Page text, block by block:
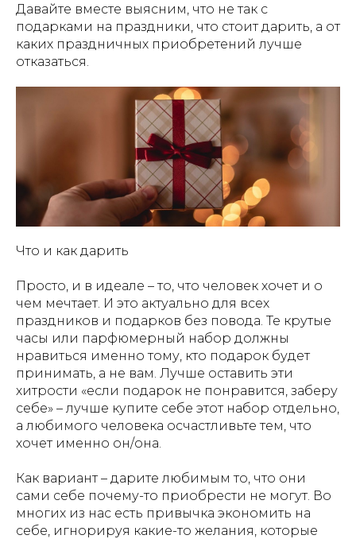
Давайте вместе выясним, что не так с
подарками на праздники, что стоит дарить, а от
каких праздничных приобретений лучше
отказаться.
Что и как дарить
Просто, и в идеале – то, что человек хочет и о
чем мечтает. И это актуально для всех
праздников и подарков без повода. Те крутые
часы или парфюмерный набор должны
нравиться именно тому, кто подарок будет
принимать, а не вам. Лучше оставить эти
хитрости «если подарок не понравится, заберу
себе» – лучше купите себе этот набор отдельно,
а любимого человека осчастливьте тем, что
хочет именно он/она.
Как вариант – дарите любимым то, что они
сами себе почему-то приобрести не могут. Во
многих из нас есть привычка экономить на
себе, игнорируя какие-то желания, которые